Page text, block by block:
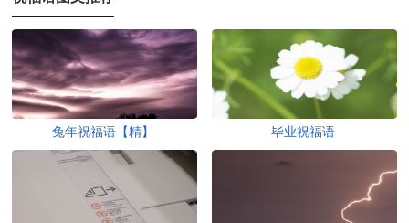
兔年祝福语【精】 毕业祝福语